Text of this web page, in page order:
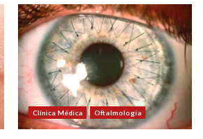
Clínica Médica Oftalmologia